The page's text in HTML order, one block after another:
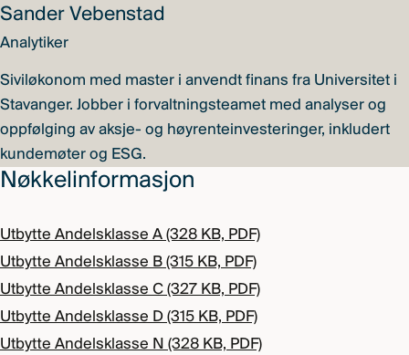
Sander Vebenstad
Analytiker
Siviløkonom med master i anvendt finans fra Universitet i
Stavanger. Jobber i forvaltningsteamet med analyser og
oppfølging av aksje- og høyrenteinvesteringer, inkludert
kundemøter og ESG.
Nøkkelinformasjon
Utbytte Andelsklasse A (328 KB, PDF)
Utbytte Andelsklasse B (315 KB, PDF)
Utbytte Andelsklasse C (327 KB, PDF)
Utbytte Andelsklasse D (315 KB, PDF)
Utbytte Andelsklasse N (328 KB, PDF)